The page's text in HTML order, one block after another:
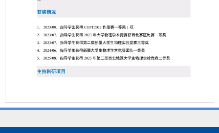
第 1 页